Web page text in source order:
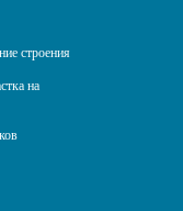
строения
на